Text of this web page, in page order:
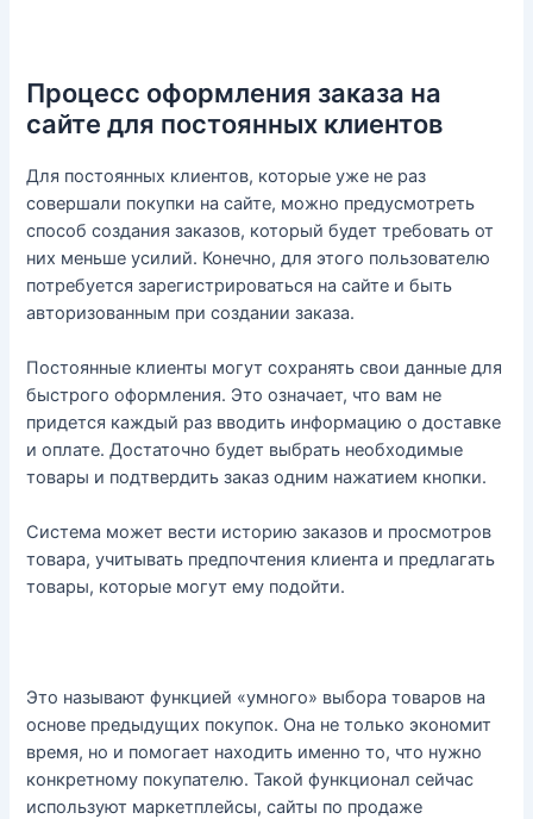
Процесс оформления заказа на
сайте для постоянных клиентов
Для постоянных клиентов, которые уже не раз
совершали покупки на сайте, можно предусмотреть
способ создания заказов, который будет требовать от
них меньше усилий. Конечно, для этого пользователю
потребуется зарегистрироваться на сайте и быть
авторизованным при создании заказа.
Постоянные клиенты могут сохранять свои данные для
быстрого оформления. Это означает, что вам не
придется каждый раз вводить информацию о доставке
и оплате. Достаточно будет выбрать необходимые
товары и подтвердить заказ одним нажатием кнопки.
Система может вести историю заказов и просмотров
товара, учитывать предпочтения клиента и предлагать
товары, которые могут ему подойти.
Это называют функцией «умного» выбора товаров на
основе предыдущих покупок. Она не только экономит
время, но и помогает находить именно то, что нужно
конкретному покупателю. Такой функционал сейчас
используют маркетплейсы, сайты по продаже